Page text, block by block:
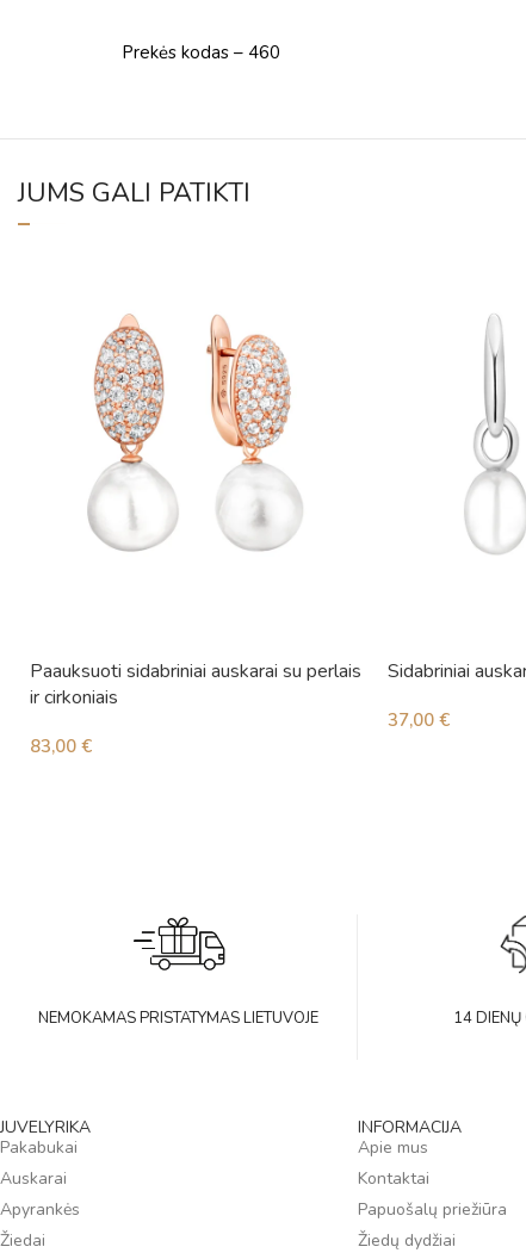
Prekės kodas – 460
JUMS GALI PATIKTI
Paauksuoti sidabriniai auskarai su perlais
ir cirkoniais
83,00 €
Sidabriniai
37,00 €
NEMOKAMAS PRISTATYMAS LIETUVOJE 14
JUVELYRIKA
Pakabukai
Auskarai
Apyrankės
Žiedai
INFORMACIJA
Apie mus
Kontaktai
Papuošalų priežiūra
Žiedų dydžiai